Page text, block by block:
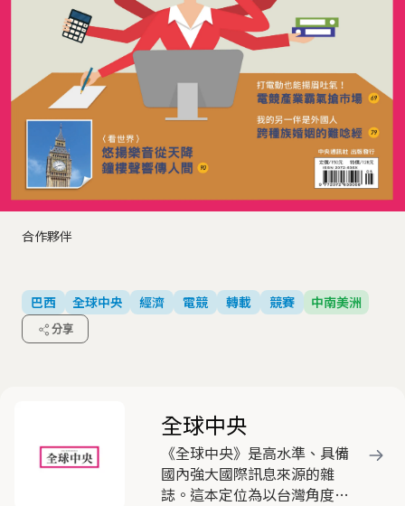
合作夥伴
巴西 全球中央 經濟 電競 轉載 競賽 中南美洲
分享
全球中央
《全球中央》是高水準、具備
國內強大國際訊息來源的雜
誌。這本定位為以台灣角度看